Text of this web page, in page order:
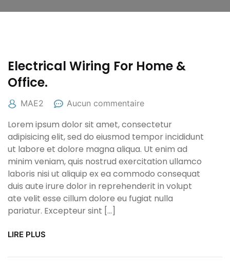
Electrical Wiring For Home &
Office.
MAE2 Aucun commentaire
Lorem ipsum dolor sit amet, consectetur
adipisicing elit, sed do eiusmod tempor incididunt
ut labore et dolore magna aliqua. Ut enim ad
minim veniam, quis nostrud exercitation ullamco
laboris nisi ut aliquip ex ea commodo consequat
duis aute irure dolor in reprehenderit in volupt
ate velit esse cillum dolore eu fugiat nulla
pariatur. Excepteur sint […]
LIRE PLUS
26/02/2022